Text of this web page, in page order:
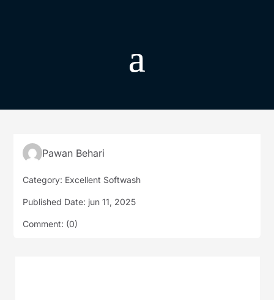
Pawan Behari
Category: Excellent Softwash
Published Date: jun 11, 2025
Comment: (0)